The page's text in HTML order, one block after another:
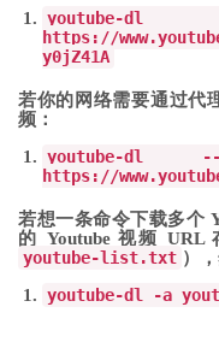
youtube-
https: //
y0jZ41A
若你的网络需要通过代
频：
youtube-dl --
https://
若想一条命令下载多个
的 Youtube 视频 URL
youtube-list.txt ）
youtube-dl -a